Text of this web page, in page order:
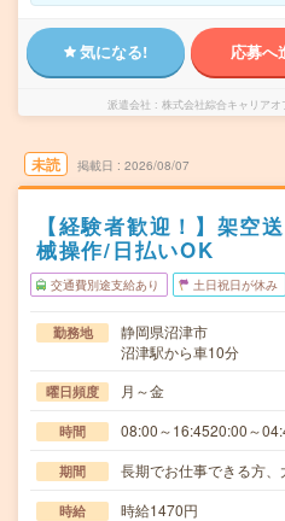
気になる! 応募へ
派遣会社 株式会社綜合キャリア
未読 掲載日 2026/08/07
【経験者歓迎！】架空
械操作/日払いOK
交通費別途支給あり 土日祝日が休み
勤務地
静岡県沼津市
沼津駅から車10分
曜日頻度 月～金
時間 08:00～16:4520:00～
期間 長期でお仕事できる方、
時給 時給1470円